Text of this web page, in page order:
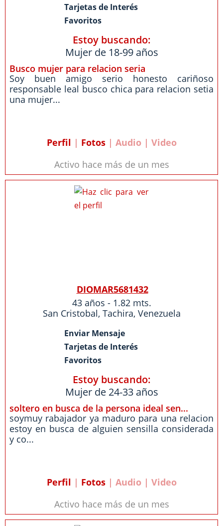
Tarjetas de Interés
Favoritos
Estoy buscando:
Mujer de 18-99 años
Busco mujer para relacion seria
Soy buen amigo serio honesto cariñoso
responsable leal busco chica para relacion setia
una mujer...
Perfil | Fotos| Audio | Video
Activo hace más de un mes
DIOMAR5681432
43 años - 1.82 mts.
San Cristobal, Tachira, Venezuela
Enviar Mensaje
Tarjetas de Interés
Favoritos
Estoy buscando:
Mujer de 24-33 años
soltero en busca de la persona ideal sen...
soymuy rabajador ya maduro para una relacion
estoy en busca de alguien sensilla considerada
y co...
Perfil | Fotos| Audio | Video
Activo hace más de un mes